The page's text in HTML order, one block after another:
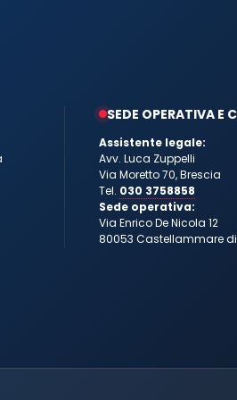
SEDE OPERATIVA E
Assistente legale:
Avv. Luca Zuppelli
Via Moretto 70, Brescia
Tel. 030 3758858
Sede operativa:
Via Enrico De Nicola 12
80053 Castellammare